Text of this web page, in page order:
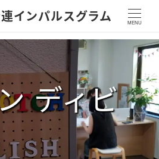
インパルスグラム MENU
ディビ